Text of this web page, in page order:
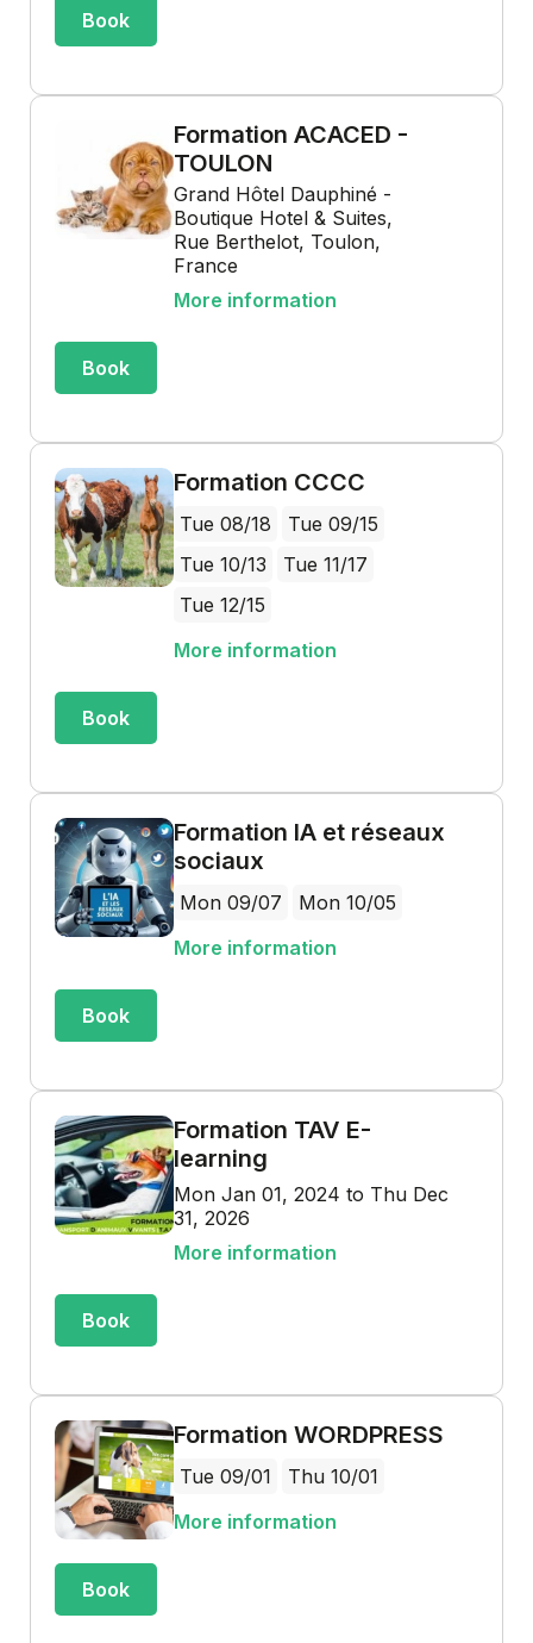
Book
Formation ACACED -
TOULON
Grand Hôtel Dauphiné -
Boutique Hotel & Suites,
Rue Berthelot, Toulon,
France
More information
Book
Formation CCCC
Tue 08/18
Tue 09/15
Tue 10/13
Tue 11/17
Tue 12/15
More information
Book
Formation IA et réseaux
sociaux
Mon 09/07
Mon 10/05
More information
Book
Formation TAV E-
learning
Mon Jan 01, 2024 to Thu Dec
31, 2026
More information
Book
Formation WORDPRESS
Tue 09/01
Thu 10/01
More information
Book